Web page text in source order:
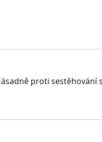
proti